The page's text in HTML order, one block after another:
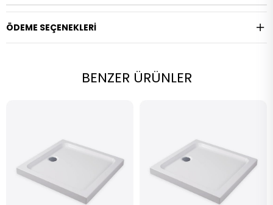
ÖDEME SEÇENEKLERI
BENZER ÜRÜNLER